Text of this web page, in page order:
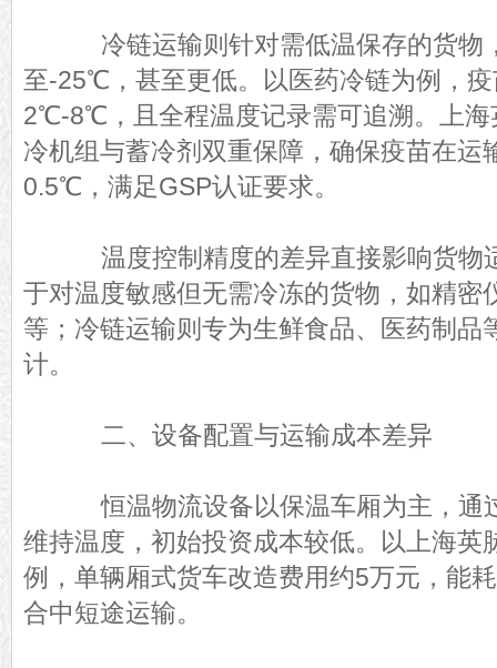
冷链运输则针对需低温保存的货物
至-25℃，甚至更低。以医药冷链为例，
2℃-8℃，且全程温度记录需可追溯。上海
冷机组与蓄冷剂双重保障，确保疫苗在运
0.5℃，满足GSP认证要求。
温度控制精度的差异直接影响货物
于对温度敏感但无需冷冻的货物，如精密
等；冷链运输则专为生鲜食品、医药制品
计。
二、设备配置与运输成本差异
恒温物流设备以保温车厢为主，通
维持温度，初始投资成本较低。以上海英
例，单辆厢式货车改造费用约5万元，能
合中短途运输。